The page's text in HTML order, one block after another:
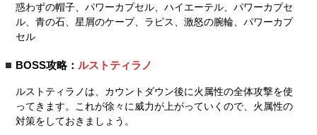
惑わずの帽子、パワーカプセル、ハイエーテル、パワーカプセ
ル、青の石、星屑のケープ、ラピス、激怒の腕輪、パワーカプ
セル
BOSS攻略： ルストティラノ
ルストティラノは、カウントダウン後に火属性の全体攻撃を使
ってきます。これが徐々に威力が上がっていくので、火属性の
対策をしておきましょう。